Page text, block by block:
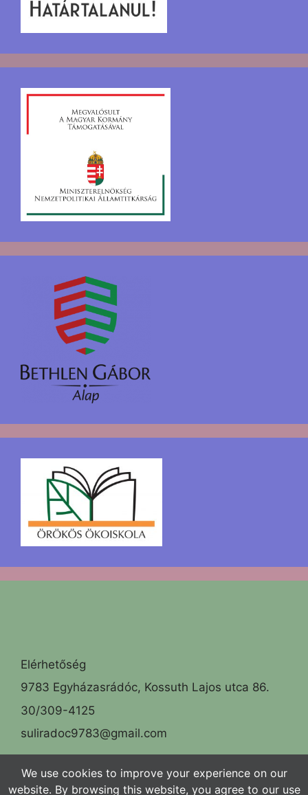
Elérhetőség
9783 Egyházasrádóc, Kossuth Lajos utca 86.
30/309-4125
suliradoc9783@gmail.com
We use cookies to improve your experience on our
website. By browsing this website, you agree to our use